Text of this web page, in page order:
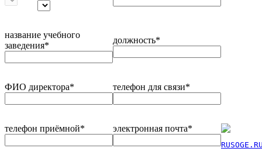
название учебного
заведения*
должность*
ФИО директора* телефон для связи*
телефон приёмной* электронная почта*